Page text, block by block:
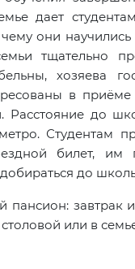
дает
чему они
тщательно
хозяева
в приёме
Расстояние до
Студентам
билет, им
до
пансион: завтрак
или в